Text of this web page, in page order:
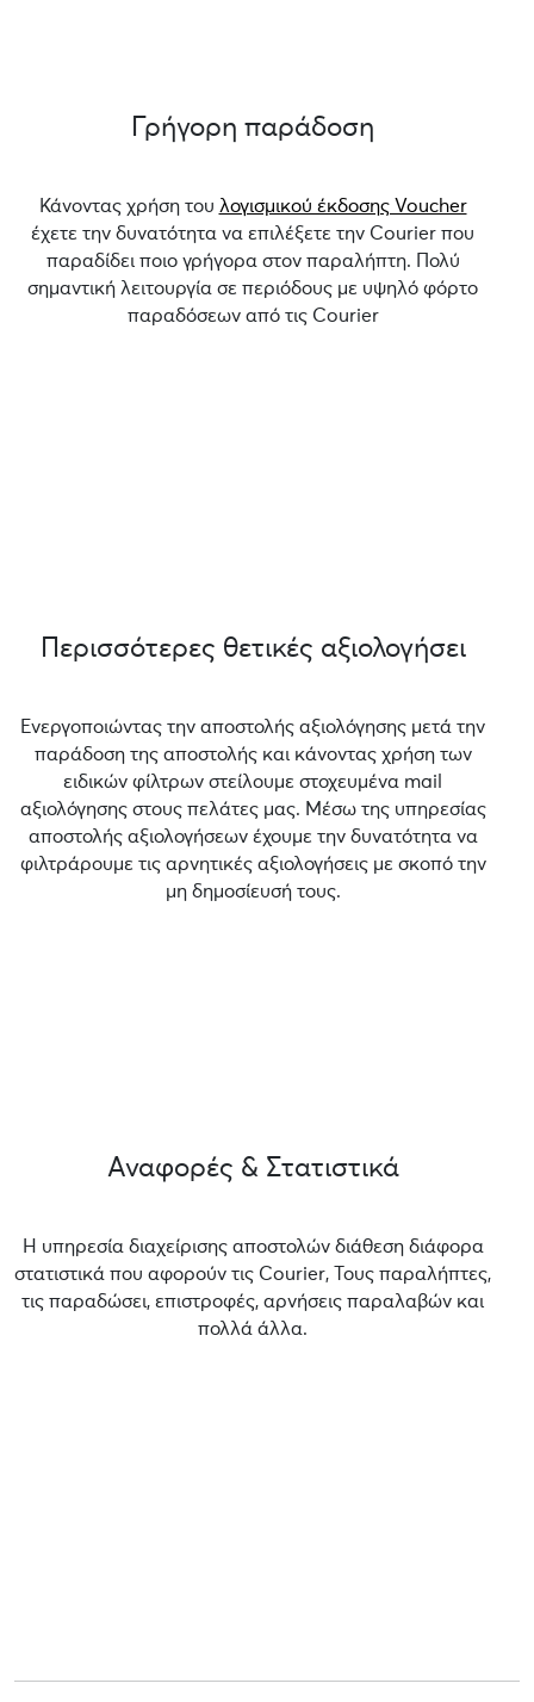
Γρήγορη παράδοση
Κάνοντας χρήση του λογισμικού έκδοσης Voucher
έχετε την δυνατότητα να επιλέξετε την Courier που
παραδίδει ποιο γρήγορα στον παραλήπτη. Πολύ
σημαντική λειτουργία σε περιόδους με υψηλό φόρτο
παραδόσεων από τις Courier
Περισσότερες θετικές αξιολογήσει
Ενεργοποιώντας την αποστολής αξιολόγησης μετά την
παράδοση της αποστολής και κάνοντας χρήση των
ειδικών φίλτρων στείλουμε στοχευμένα mail
αξιολόγησης στους πελάτες μας. Μέσω της υπηρεσίας
αποστολής αξιολογήσεων έχουμε την δυνατότητα να
φιλτράρουμε τις αρνητικές αξιολογήσεις με σκοπό την
μη δημοσίευσή τους.
Αναφορές & Στατιστικά
Η υπηρεσία διαχείρισης αποστολών διάθεση διάφορα
στατιστικά που αφορούν τις Courier, Τους παραλήπτες,
τις παραδώσει, επιστροφές, αρνήσεις παραλαβών και
πολλά άλλα.